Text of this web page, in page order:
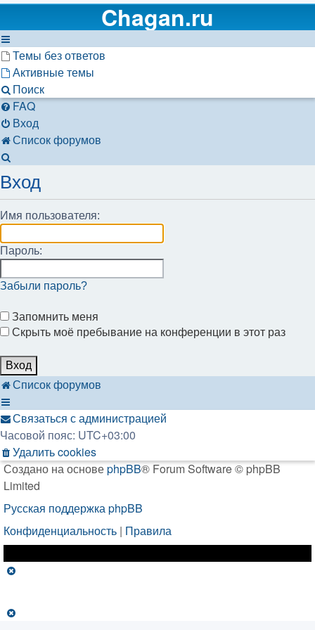
Chagan.ru
Темы без ответов
Активные темы
Поиск
FAQ
Вход
Список форумов
Вход
Имя пользователя:
Пароль:
Забыли пароль?
Запомнить меня
Скрыть моё пребывание на конференции в этот раз
Список форумов
Связаться с администрацией
Часовой пояс: UTC+03:00
Удалить cookies
Создано на основеphpBB® Forum Software © phpBB
Limited
Русская поддержка phpBB
Конфиденциальность | Правила